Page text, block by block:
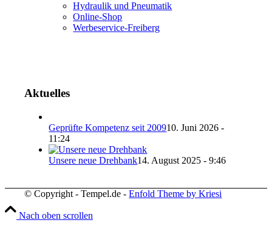
Hydraulik und Pneumatik
Online-Shop
Werbeservice-Freiberg
Aktuelles
Geprüfte Kompetenz seit 200910. Juni 2026 -
11:24
Unsere neue Drehbank14. August 2025 - 9:46
© Copyright - Tempel.de -Enfold Theme by Kriesi
Nach oben scrollen